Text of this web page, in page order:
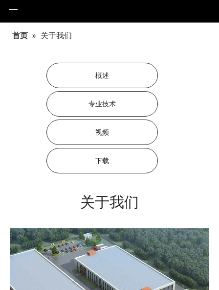
首页 » 关于我们
概述
专业技术
视频
下载
关于我们